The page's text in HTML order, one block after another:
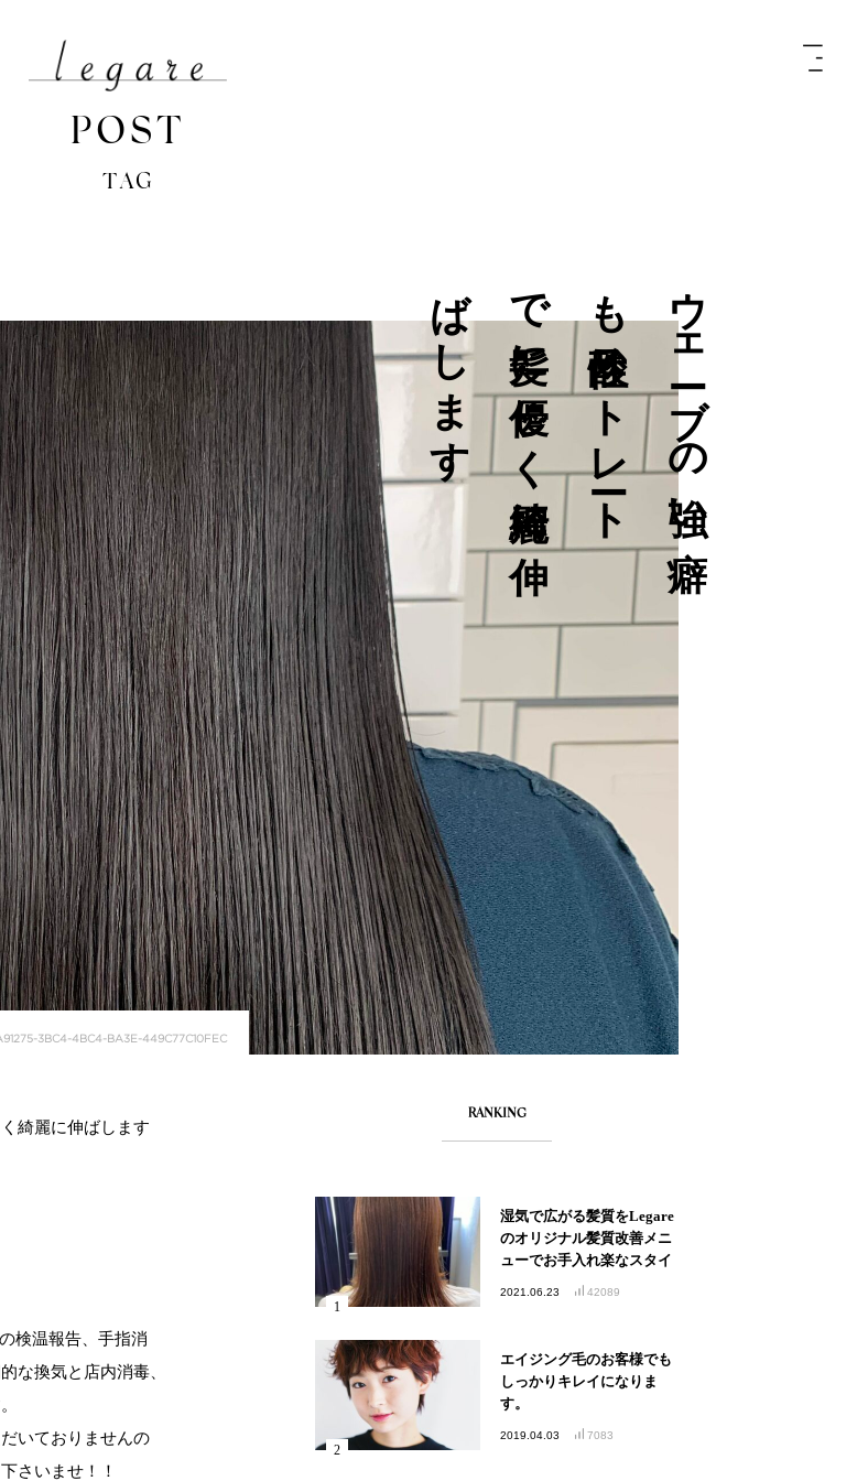
POST
TAG
ウ
ェ
ー
ブ
の
強
い
癖
も
酸
性
ス
ト
レ
ー
ト
で
髪
に
優
し
く
綺
麗
に
伸
ば
し
ま
す
3BC4-4BC4-BA3E-449C77C10FEC
綺麗に伸ばします
検温報告、手指消
な換気と店内消毒、
いておりませんの
さいませ！！
RANKING
湿気で広がる髪質をLegare
のオリジナル髪質改善メニ
ューでお手入れ楽なスタイ
2021.06.23 42089
エイジング毛のお客様でも
しっかりキレイになりま
す。
2019.04.03 7083